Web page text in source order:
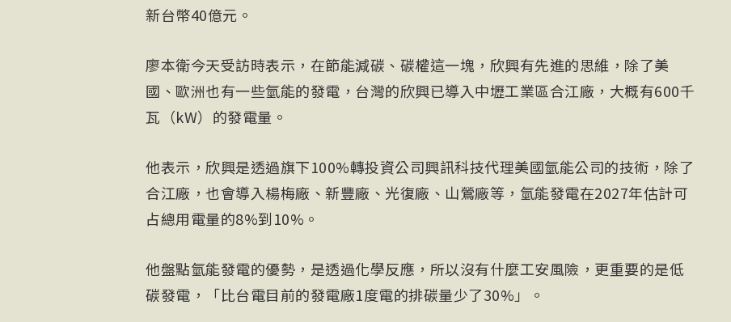
新台幣40億元。
廖本衛今天受訪時表示，在節能減碳、碳權這一塊，欣興有先進的思維，除了美
國、歐洲也有一些氫能的發電，台灣的欣興已導入中壢工業區合江廠，大概有600千
瓦（kW）的發電量。
他表示，欣興是透過旗下100%轉投資公司興訊科技代理美國氫能公司的技術，除了
合江廠，也會導入楊梅廠、新豐廠、光復廠、山鶯廠等，氫能發電在2027年估計可
占總用電量的8%到10%。
他盤點氫能發電的優勢，是透過化學反應，所以沒有什麼工安風險，更重要的是低
碳發電，「比台電目前的發電廠1度電的排碳量少了30%」。